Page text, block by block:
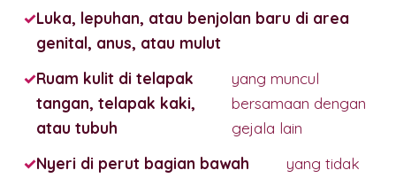
Luka, lepuhan, atau benjolan baru di area
genital, anus, atau mulut
Ruam kulit di telapak
tangan, telapak kaki,
atau tubuh
yang muncul
bersamaan dengan
gejala lain
Nyeri di perut bagian bawah
yang tidak